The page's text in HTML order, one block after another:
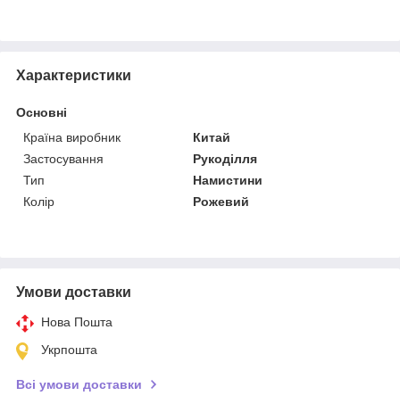
Характеристики
Основні
Країна виробник
Китай
Застосування
Рукоділля
Тип
Намистини
Колір
Рожевий
Умови доставки
Нова Пошта
Укрпошта
Всі умови доставки